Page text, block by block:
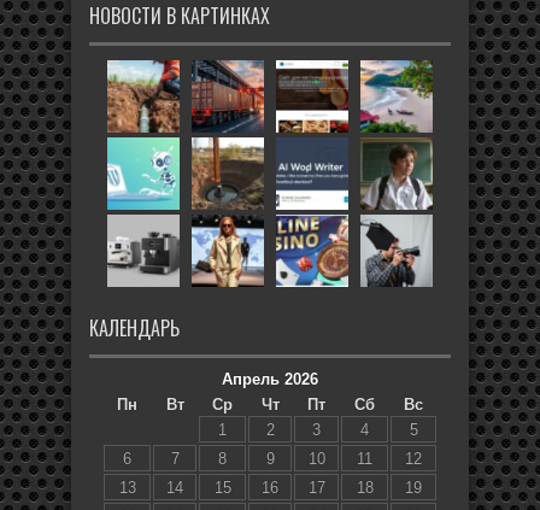
НОВОСТИ В КАРТИНКАХ
КАЛЕНДАРЬ
Апрель 2026
Пн
Вт Ср Чт Пт Сб
Вс
1
2 3 4
5
6
7 8 9 10 11
12
13
14 15 16 17 18
19